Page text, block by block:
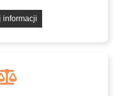
informacji